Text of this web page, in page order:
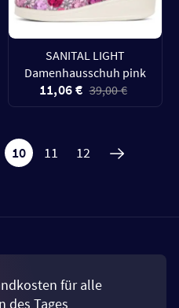
SANITAL LIGHT
Damenhausschuh pink
11,06 € 39,00 €
10 11 12
für alle
des Tages